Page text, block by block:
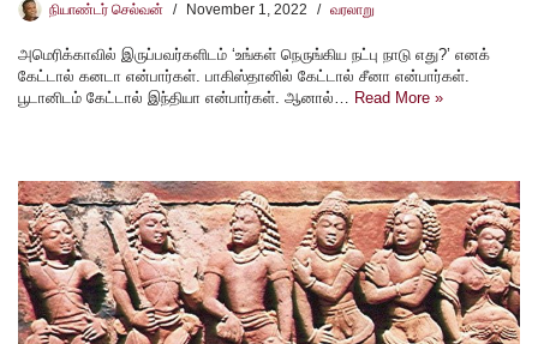
நியாண்டர் செல்வன் November 1, 2022 வரலாறு
அமெரிக்காவில் இருப்பவர்களிடம் ‘உங்கள் நெருங்கிய நட்பு நாடு எது?’ எனக்
கேட்டால் கனடா என்பார்கள். பாகிஸ்தானில் கேட்டால் சீனா என்பார்கள்.
பூடானிடம் கேட்டால் இந்தியா என்பார்கள். ஆனால்… Read More »